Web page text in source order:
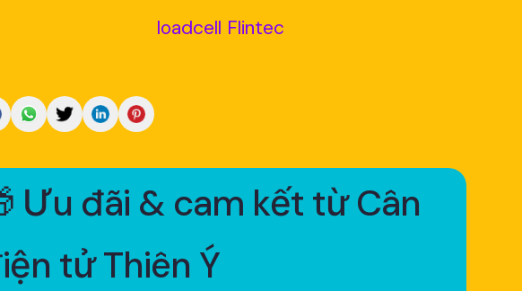
loadcell Flintec
Ưu đãi & cam kết từ Cân
tử Thiên Ý